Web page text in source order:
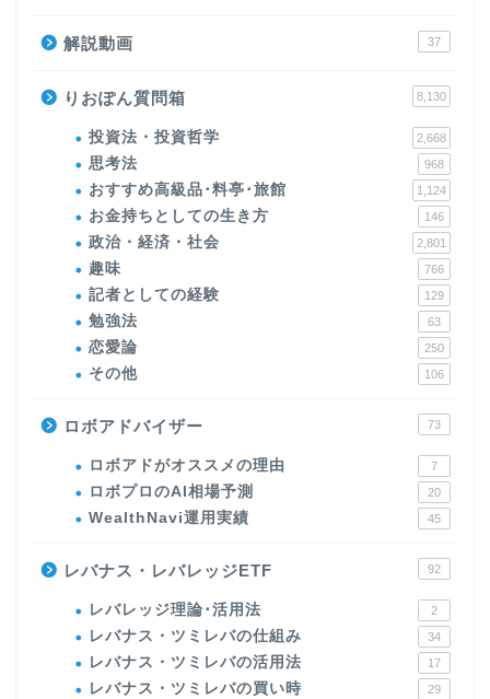
解説動画 37
りおぽん質問箱 8,130
投資法・投資哲学 2,668
思考法 968
おすすめ高級品･料亭･旅館 1,124
お金持ちとしての生き方 146
政治・経済・社会 2,801
趣味 766
記者としての経験 129
勉強法 63
恋愛論 250
その他 106
ロボアドバイザー 73
ロボアドがオススメの理由 7
ロボプロのAI相場予測 20
WealthNavi運用実績 45
レバナス・レバレッジETF 92
レバレッジ理論･活用法 2
レバナス・ツミレバの仕組み 34
レバナス・ツミレバの活用法 17
レバナス・ツミレバの買い時 29